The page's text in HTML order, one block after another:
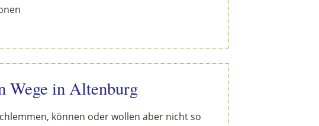
Wege in Altenburg
können oder wollen aber nicht so